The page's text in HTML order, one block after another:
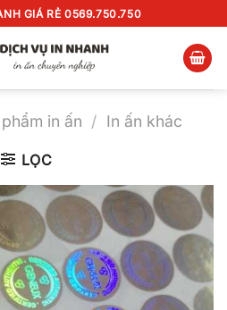
GIÁ RẺ 0569.750.750
in ấn / In ấn khác
LỌC